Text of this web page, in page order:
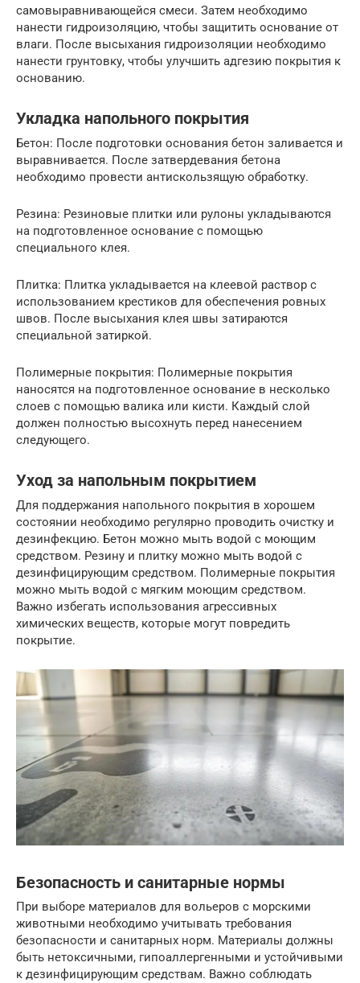
самовыравнивающейся смеси. Затем необходимо
нанести гидроизоляцию, чтобы защитить основание от
влаги. После высыхания гидроизоляции необходимо
нанести грунтовку, чтобы улучшить адгезию покрытия к
основанию.
Укладка напольного покрытия
Бетон: После подготовки основания бетон заливается и
выравнивается. После затвердевания бетона
необходимо провести антискользящую обработку.
Резина: Резиновые плитки или рулоны укладываются
на подготовленное основание с помощью
специального клея.
Плитка: Плитка укладывается на клеевой раствор с
использованием крестиков для обеспечения ровных
швов. После высыхания клея швы затираются
специальной затиркой.
Полимерные покрытия: Полимерные покрытия
наносятся на подготовленное основание в несколько
слоев с помощью валика или кисти. Каждый слой
должен полностью высохнуть перед нанесением
следующего.
Уход за напольным покрытием
Для поддержания напольного покрытия в хорошем
состоянии необходимо регулярно проводить очистку и
дезинфекцию. Бетон можно мыть водой с моющим
средством. Резину и плитку можно мыть водой с
дезинфицирующим средством. Полимерные покрытия
можно мыть водой с мягким моющим средством.
Важно избегать использования агрессивных
химических веществ, которые могут повредить
покрытие.
Безопасность и санитарные нормы
При выборе материалов для вольеров с морскими
животными необходимо учитывать требования
безопасности и санитарных норм. Материалы должны
быть нетоксичными, гипоаллергенными и устойчивыми
к дезинфицирующим средствам. Важно соблюдать